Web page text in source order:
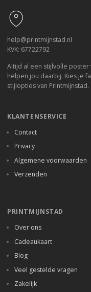
help@printmijnstad.nl
KVK: 67722792
Altijd al een stijlvolle
helpen jou daarbij. Kies je
stijlopties van Printmijnstad.
KLANTENSERVICE
Contact
Privacy
Algemene voorwaarden
Verzenden
PRINTMIJNSTAD
Over ons
Cadeaukaart
Blog
Veel gestelde vragen
Zakelijk